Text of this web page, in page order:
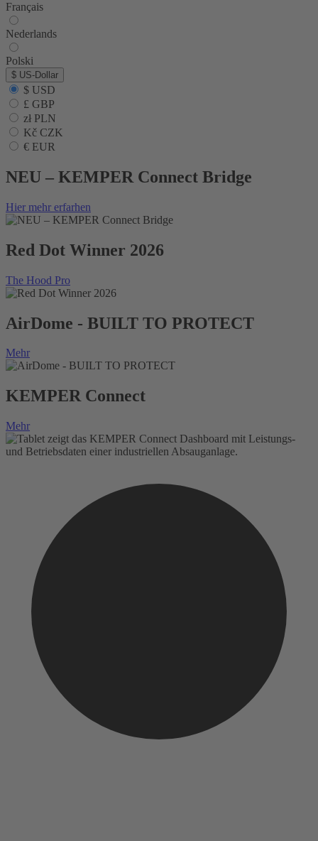
Français
Nederlands
Polski
$ US-Dollar
$ USD
£ GBP
zł PLN
Kč CZK
€ EUR
NEU – KEMPER Connect Bridge
Hier mehr erfarhen
Red Dot Winner 2026
The Hood Pro
AirDome - BUILT TO PROTECT
Mehr
KEMPER Connect
Mehr